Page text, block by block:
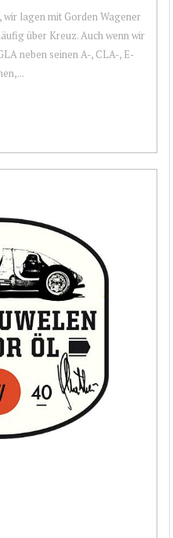
lagen mit Gorden Wagener
über Kreuz. Auch wenn wir
neben seinen A-, CLA-, E-